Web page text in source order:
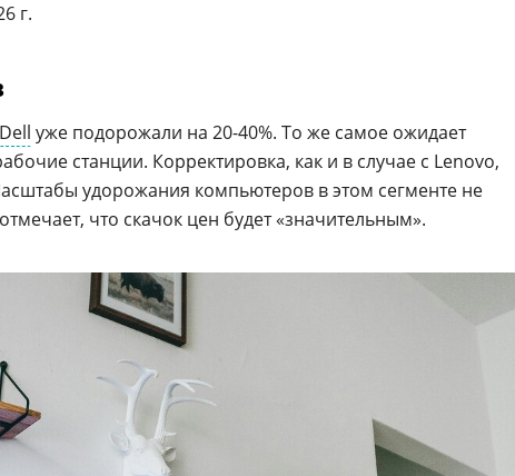
г.
Dell уже подорожали на 20-40%. То же самое ожидает
станции. Корректировка, как и в случае с Lenovo,
удорожания компьютеров в этом сегменте не
что скачок цен будет «значительным».